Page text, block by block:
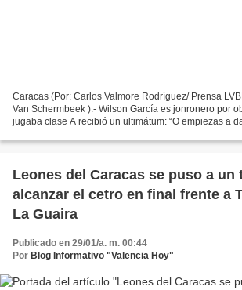
Caracas (Por: Carlos Valmore Rodríguez/ Prensa
Van Schermbeek ).- Wilson García es jonronero por
jugaba clase A recibió un ultimátum: “O empiezas a
Leones del Caracas se puso a un
alcanzar el cetro en final frente a
La Guaira
Publicado en 29/01/a. m. 00:44
Por Blog Informativo "Valencia Hoy"